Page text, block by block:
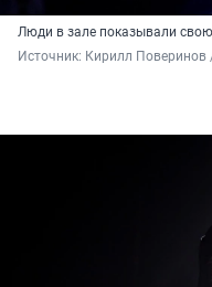
Люди в зале показывали
Источник: Кирилл Поверинов